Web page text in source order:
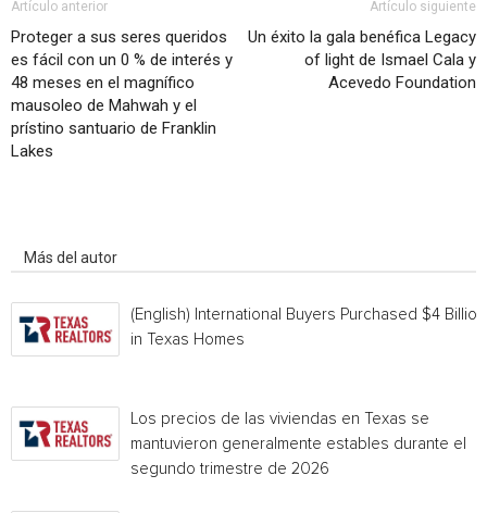
Artículo anterior
Proteger a sus seres queridos
es fácil con un 0 % de interés y
48 meses en el magnífico
mausoleo de Mahwah y el
prístino santuario de Franklin
Lakes
Artículo siguiente
Un éxito la gala benéfica Legacy
of light de Ismael Cala y
Acevedo Foundation
Más del autor
(English) International Buyers Purchased $4 Billion
in Texas Homes
Los precios de las viviendas en Texas se
mantuvieron generalmente estables durante el
segundo trimestre de 2026